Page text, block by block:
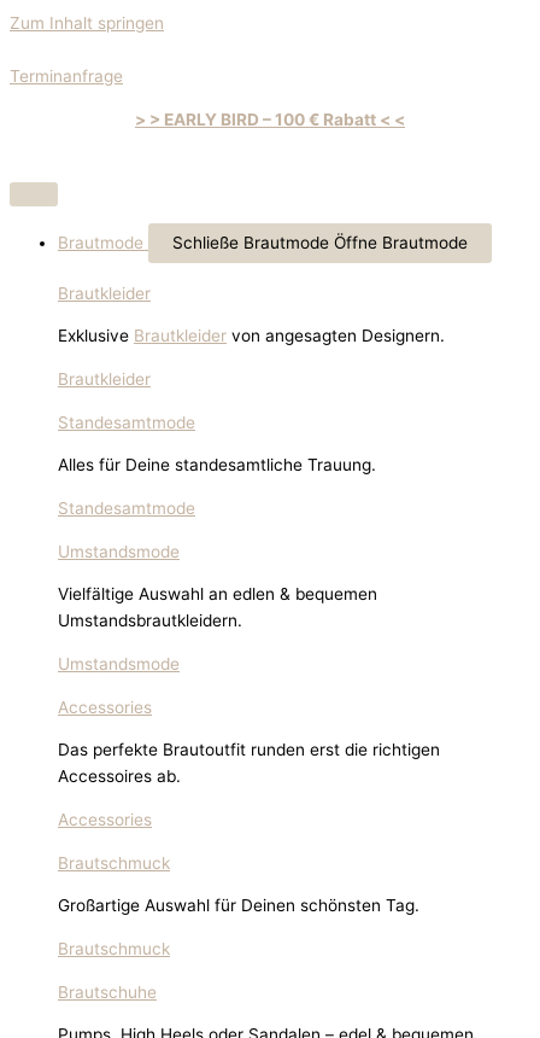
Zum Inhalt springen
Terminanfrage
> > EARLY BIRD – 100 € Rabatt < <
Brautmode Schließe Brautmode Öffne Brautmode
Brautkleider
Exklusive Brautkleider von angesagten Designern.
Brautkleider
Standesamtmode
Alles für Deine standesamtliche Trauung.
Standesamtmode
Umstandsmode
Vielfältige Auswahl an edlen & bequemen
Umstandsbrautkleidern.
Umstandsmode
Accessories
Das perfekte Brautoutfit runden erst die richtigen
Accessoires ab.
Accessories
Brautschmuck
Großartige Auswahl für Deinen schönsten Tag.
Brautschmuck
Brautschuhe